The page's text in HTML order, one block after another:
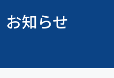
お知らせ